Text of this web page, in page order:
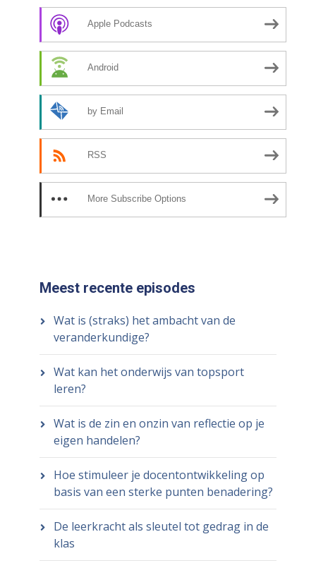
Apple Podcasts
Android
by Email
RSS
More Subscribe Options
Meest recente episodes
Wat is (straks) het ambacht van de
veranderkundige?
Wat kan het onderwijs van topsport
leren?
Wat is de zin en onzin van reflectie op je
eigen handelen?
Hoe stimuleer je docentontwikkeling op
basis van een sterke punten benadering?
De leerkracht als sleutel tot gedrag in de
klas